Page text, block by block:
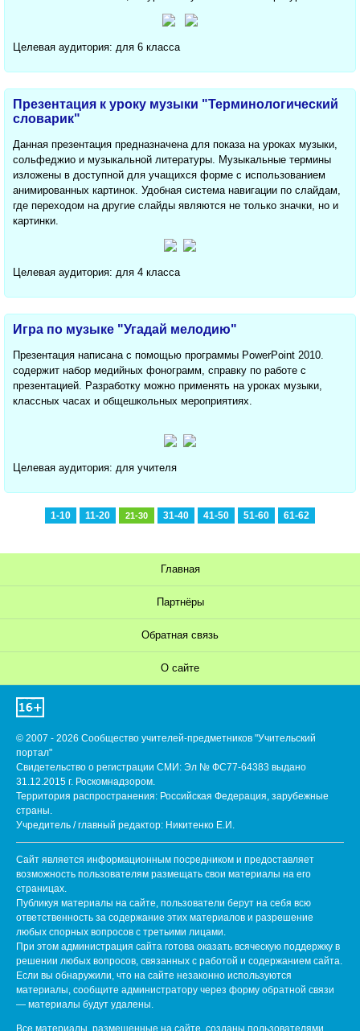
Целевая аудитория: для 6 класса
Презентация к уроку музыки "Терминологический
словарик"
Данная презентация предназначена для показа на уроках музыки,
сольфеджио и музыкальной литературы. Музыкальные термины
изложены в доступной для учащихся форме с использованием
анимированных картинок. Удобная система навигации по слайдам,
где переходом на другие слайды являются не только значки, но и
картинки.
Целевая аудитория: для 4 класса
Игра по музыке "Угадай мелодию"
Презентация написана с помощью программы PowerPoint 2010.
содержит набор медийных фонограмм, справку по работе с
презентацией. Разработку можно применять на уроках музыки,
классных часах и общешкольных мероприятиях.
Целевая аудитория: для учителя
1-10 11-20 21-30 31-40 41-50 51-60 61-62
Главная
Партнёры
Обратная связь
О сайте
© 2007 - 2026 Сообщество учителей-предметников "Учительский
портал"
Свидетельство о регистрации СМИ: Эл № ФС77-64383 выдано
31.12.2015 г. Роскомнадзором.
Территория распространения: Российская Федерация, зарубежные
страны.
Учредитель / главный редактор: Никитенко Е.И.
Сайт является информационным посредником и предоставляет
возможность пользователям размещать свои материалы на его
страницах.
Публикуя материалы на сайте, пользователи берут на себя всю
ответственность за содержание этих материалов и разрешение
любых спорных вопросов с третьими лицами.
При этом администрация сайта готова оказать всяческую поддержку в
решении любых вопросов, связанных с работой и содержанием сайта.
Если вы обнаружили, что на сайте незаконно используются
материалы, сообщите администратору через форму обратной связи
— материалы будут удалены.